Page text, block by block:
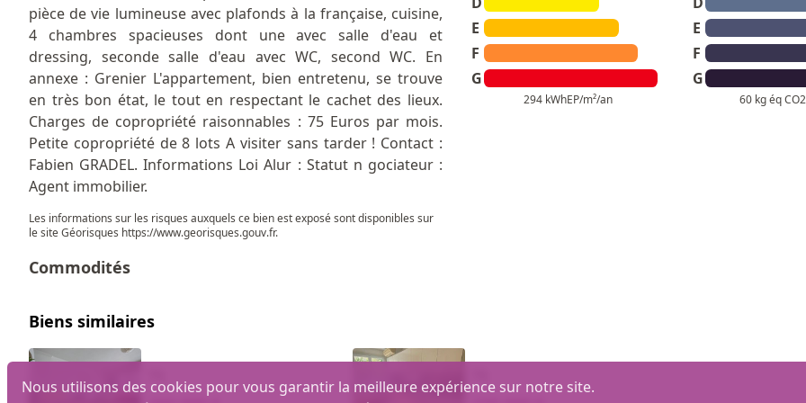
pièce de vie lumineuse avec plafonds à la française, cuisine,
4 chambres spacieuses dont une avec salle d'eau et
dressing, seconde salle d'eau avec WC, second WC. En
annexe : Grenier L'appartement, bien entretenu, se trouve
en très bon état, le tout en respectant le cachet des lieux.
Charges de copropriété raisonnables : 75 Euros par mois.
Petite copropriété de 8 lots A visiter sans tarder ! Contact :
Fabien GRADEL. Informations Loi Alur : Statut n gociateur :
Agent immobilier.
Les informations sur les risques auxquels ce bien est exposé sont disponibles sur
le site Géorisques https://www.georisques.gouv.fr.
E
F
G
294 kWhEP/m²/an
E
F
G
60 kg éq
Commodités
Biens similaires
Nous utilisons des cookies pour vous garantir la meilleure expérience sur notre site.